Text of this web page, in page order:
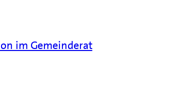
im Gemeinderat